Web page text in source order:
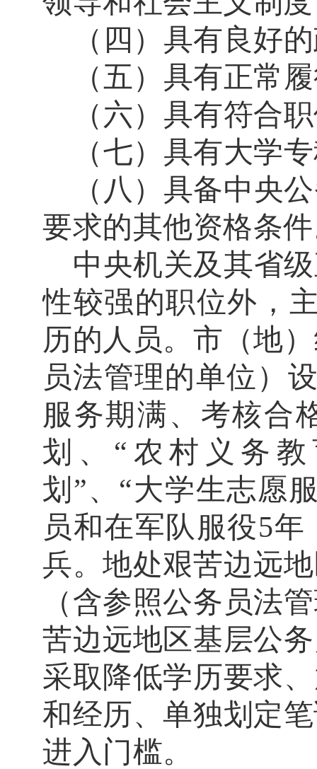
（四）具有良好
（五）具有正常
（六）具有符合
（七）具有大学
（八）具备中央
要求的其他资格条
中央机关及其省
性较强的职位外，
历的人员。市（地
员法管理的单位）
服务期满、考核合
划、“农村义务
划”、“大学生志愿
员和在军队服役5年
兵。地处艰苦边远
（含参照公务员法
苦边远地区基层公
采取 降低学历要求
和经历、单独划定
进入门槛。